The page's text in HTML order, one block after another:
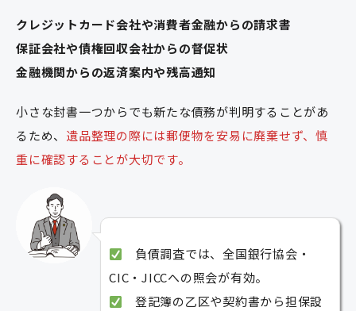
クレジットカード会社や消費者金融からの請求書
保証会社や債権回収会社からの督促状
金融機関からの返済案内や残高通知
小さな封書一つからでも新たな債務が判明することがあ
るため、 遺品整理の際には郵便物を安易に廃棄せず、慎
重に確認することが大切です。
負債調査では、全国銀行協会・
CIC・JICCへの照会が有効。
登記簿の乙区や契約書から担保設